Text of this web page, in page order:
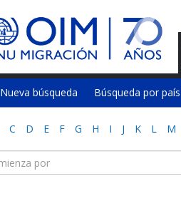
Nueva búsqueda Búsqueda por país
C D E F G H I J K L M